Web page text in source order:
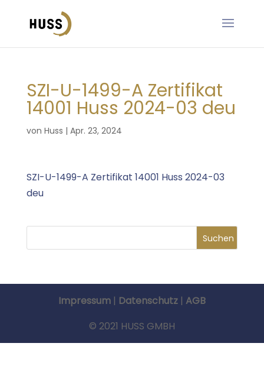
SZI-U-1499-A Zertifikat
14001 Huss 2024-03 deu
von Huss | Apr. 23, 2024
SZI-U-1499-A Zertifikat 14001 Huss 2024-03
deu
Impressum| Datenschutz| AGB
© 2021 HUSS GMBH